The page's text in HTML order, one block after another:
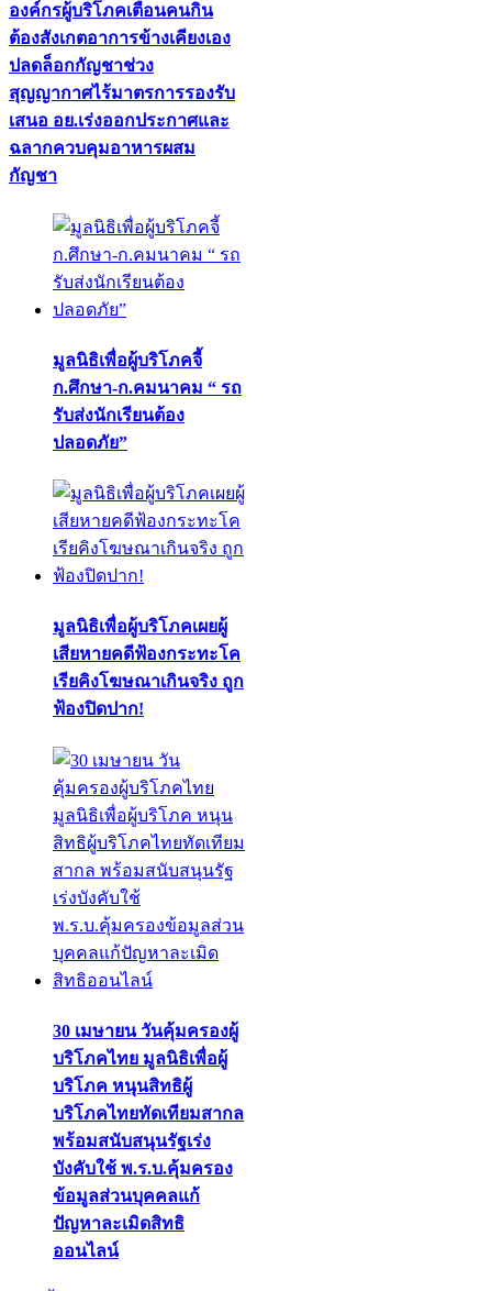
องค์กรผู้บริโภคเตือนคนกิน
ต้องสังเกตอาการข้างเคียงเอง
ปลดล็อกกัญชาช่วง
สุญญากาศไร้มาตรการรองรับ
เสนอ อย.เร่งออกประกาศและ
ฉลากควบคุมอาหารผสม
กัญชา
มูลนิธิเพื่อผู้บริโภคจี้
ก.ศึกษา-ก.คมนาคม “ รถ
รับส่งนักเรียนต้อง
ปลอดภัย”
มูลนิธิเพื่อผู้บริโภคเผยผู้
เสียหายคดีฟ้องกระทะโค
เรียคิงโฆษณาเกินจริง ถูก
ฟ้องปิดปาก!
30 เมษายน วันคุ้มครองผู้
บริโภคไทย มูลนิธิเพื่อผู้
บริโภค หนุนสิทธิผู้
บริโภคไทยทัดเทียมสากล
พร้อมสนับสนุนรัฐเร่ง
บังคับใช้ พ.ร.บ.คุ้มครอง
ข้อมูลส่วนบุคคลแก้
ปัญหาละเมิดสิทธิ
ออนไลน์